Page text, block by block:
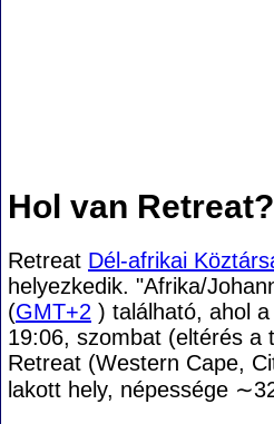
Hol van Retreat?
Retreat Dél-afrikai
helyezkedik. "Afrika/
(GMT+2 ) található, ahol
19:06, szombat (eltérés a
Retreat (Western Cape,
lakott hely, népessége